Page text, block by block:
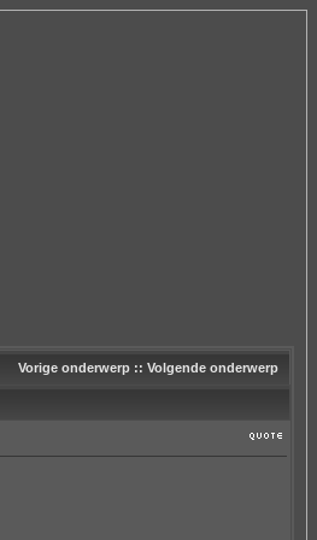
Vorige onderwerp :: Volgende onderwerp